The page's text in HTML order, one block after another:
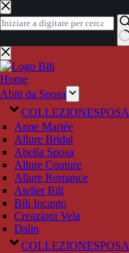
Salta
al
contenuto
Nessun
risultato
Home
Abiti da Sposa
COLLEZIONESPOSA
Anne Mariée
Allure Bridal
Abella Sposa
Allure Couture
Allure Romance
Atelier Bili
Bili Incanto
Creazioni Vela
Dalin
COLLEZIONESPOSA